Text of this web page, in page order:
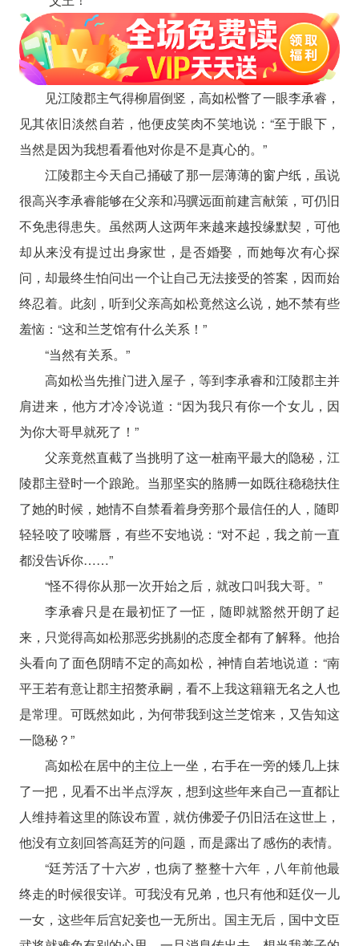
见江陵郡主气得柳眉倒竖，高如松瞥了一眼李承睿，
见其依旧淡然自若，他便皮笑肉不笑地说：“至于眼下，
当然是因为我想看看他对你是不是真心的。”
江陵郡主今天自己捅破了那一层薄薄的窗户纸，虽说
很高兴李承睿能够在父亲和冯骥远面前建言献策，可仍旧
不免患得患失。虽然两人这两年来越来越投缘默契，可他
却从来没有提过出身家世，是否婚娶，而她每次有心探
问，却最终生怕问出一个让自己无法接受的答案，因而始
终忍着。此刻，听到父亲高如松竟然这么说，她不禁有些
羞恼：“这和兰芝馆有什么关系！”
“当然有关系。”
高如松当先推门进入屋子，等到李承睿和江陵郡主并
肩进来，他方才冷冷说道：“因为我只有你一个女儿，因
为你大哥早就死了！”
父亲竟然直截了当挑明了这一桩南平最大的隐秘，江
陵郡主登时一个踉跄。当那坚实的胳膊一如既往稳稳扶住
了她的时候，她情不自禁看着身旁那个最信任的人，随即
轻轻咬了咬嘴唇，有些不安地说：“对不起，我之前一直
都没告诉你……”
“怪不得你从那一次开始之后，就改口叫我大哥。”
李承睿只是在最初怔了一怔，随即就豁然开朗了起
来，只觉得高如松那恶劣挑剔的态度全都有了解释。他抬
头看向了面色阴晴不定的高如松，神情自若地说道：“南
平王若有意让郡主招赘承嗣，看不上我这籍籍无名之人也
是常理。可既然如此，为何带我到这兰芝馆来，又告知这
一隐秘？”
高如松在居中的主位上一坐，右手在一旁的矮几上抹
了一把，见看不出半点浮灰，想到这些年来自己一直都让
人维持着这里的陈设布置，就仿佛爱子仍旧活在这世上，
他没有立刻回答高廷芳的问题，而是露出了感伤的表情。
“廷芳活了十六岁，也病了整整十六年，八年前他最
终走的时候很安详。可我没有兄弟，也只有他和廷仪一儿
一女，这些年后宫妃妾也一无所出。国主无后，国中文臣